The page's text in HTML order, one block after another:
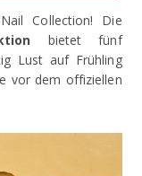
Collection! Die
bietet fünf
Lust auf Frühling
vor dem offiziellen